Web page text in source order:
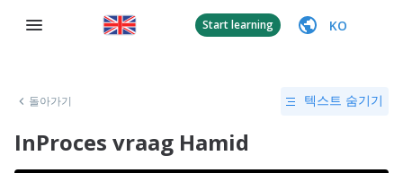
Start learning KO
돌아가기 텍스트 숨기기
InProces vraag Hamid